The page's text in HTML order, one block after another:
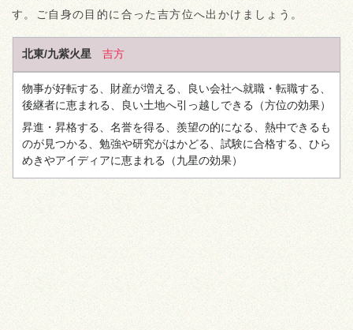
す。ご自身の目的に合った吉方位へ出かけましょう。
北東/九紫火星 吉方
物事が好転する、財産が増える、良い会社へ就職・転職する、
後継者に恵まれる、良い土地へ引っ越しできる （方位の効果）
昇進・昇格する、名誉を得る、羨望の的になる、熱中できるも
のが見つかる、勉強や研究がはかどる、試験に合格する、ひら
めきやアイディアに恵まれる （九星の効果）